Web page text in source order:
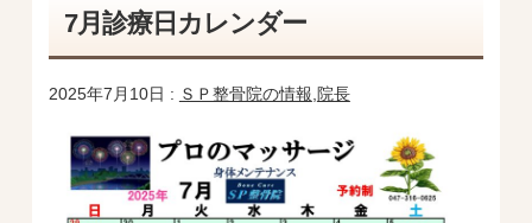
7月診療日カレンダー
2025年7月10日 : ＳＰ整骨院の情報 院長